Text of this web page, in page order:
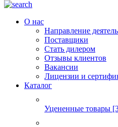
О нас
Направление
Поставщики
Стать дилером
Отзывы клиентов
Вакансии
Лицензии и
Каталог
Уцененные товары